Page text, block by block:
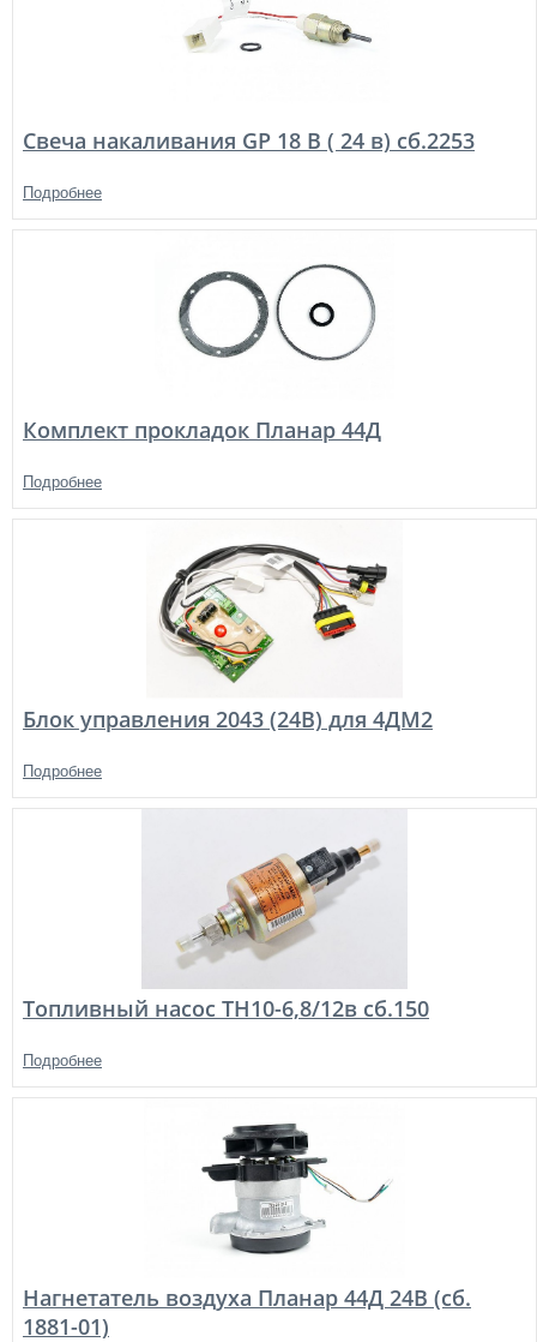
Свеча накаливания GP 18 В ( 24 в) сб.2253
Подробнее
Комплект прокладок Планар 44Д
Подробнее
Блок управления 2043 (24В) для 4ДМ2
Подробнее
Топливный насос ТН10-6,8/12в сб.150
Подробнее
Нагнетатель воздуха Планар 44Д 24В (сб.
1881-01)